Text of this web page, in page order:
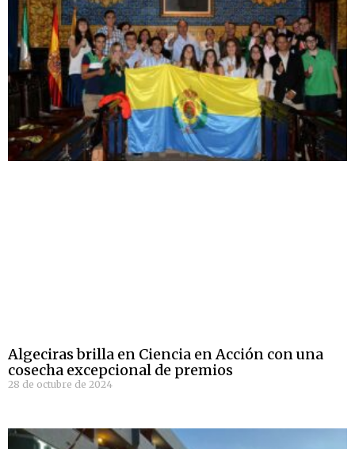
Algeciras brilla en Ciencia en Acción con una
cosecha excepcional de premios
28 de octubre de 2024